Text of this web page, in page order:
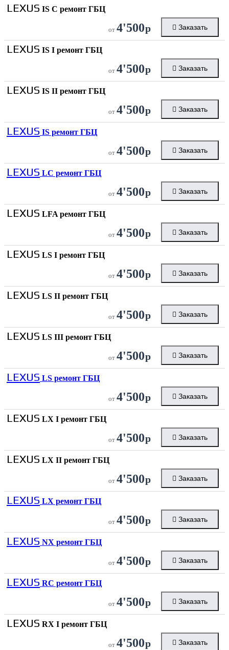
LEXUS IS C ремонт ГБЦ
от 4'500р Заказать
LEXUS IS I ремонт ГБЦ
от 4'500р Заказать
LEXUS IS II ремонт ГБЦ
от 4'500р Заказать
LEXUS IS ремонт ГБЦ
от 4'500р Заказать
LEXUS LC ремонт ГБЦ
от 4'500р Заказать
LEXUS LFA ремонт ГБЦ
от 4'500р Заказать
LEXUS LS I ремонт ГБЦ
от 4'500р Заказать
LEXUS LS II ремонт ГБЦ
от 4'500р Заказать
LEXUS LS III ремонт ГБЦ
от 4'500р Заказать
LEXUS LS ремонт ГБЦ
от 4'500р Заказать
LEXUS LX I ремонт ГБЦ
от 4'500р Заказать
LEXUS LX II ремонт ГБЦ
от 4'500р Заказать
LEXUS LX ремонт ГБЦ
от 4'500р Заказать
LEXUS NX ремонт ГБЦ
от 4'500р Заказать
LEXUS RC ремонт ГБЦ
от 4'500р Заказать
LEXUS RX I ремонт ГБЦ
от 4'500р Заказать